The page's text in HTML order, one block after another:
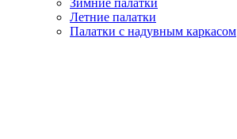
Зимние палатки
Летние палатки
Палатки с надувным каркасом